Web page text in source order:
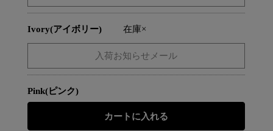
Ivory(アイボリー) 在庫×
Pink(ピンク)